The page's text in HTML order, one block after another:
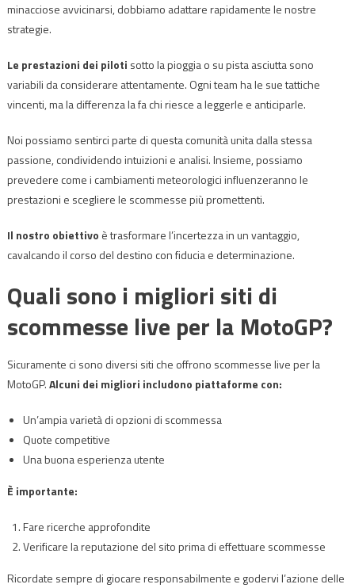
minacciose avvicinarsi, dobbiamo adattare rapidamente le nostre
strategie.
Le prestazioni dei piloti sotto la pioggia o su pista asciutta sono
variabili da considerare attentamente. Ogni team ha le sue tattiche
vincenti, ma la differenza la fa chi riesce a leggerle e anticiparle.
Noi possiamo sentirci parte di questa comunità unita dalla stessa
passione, condividendo intuizioni e analisi. Insieme, possiamo
prevedere come i cambiamenti meteorologici influenzeranno le
prestazioni e scegliere le scommesse più promettenti.
Il nostro obiettivo è trasformare l’incertezza in un vantaggio,
cavalcando il corso del destino con fiducia e determinazione.
Quali sono i migliori siti di
scommesse live per la MotoGP?
Sicuramente ci sono diversi siti che offrono scommesse live per la
MotoGP.Alcuni dei migliori includono piattaforme con:
Un’ampia varietà di opzioni di scommessa
Quote competitive
Una buona esperienza utente
È importante:
Fare ricerche approfondite
Verificare la reputazione del sito prima di effettuare scommesse
Ricordate sempre di giocare responsabilmente e godervi l’azione delle